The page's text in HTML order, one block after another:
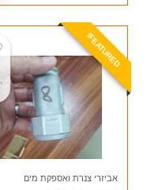
F
E
A
T
U
R
E
D
!
אביזרי צנרת ואספקת מים